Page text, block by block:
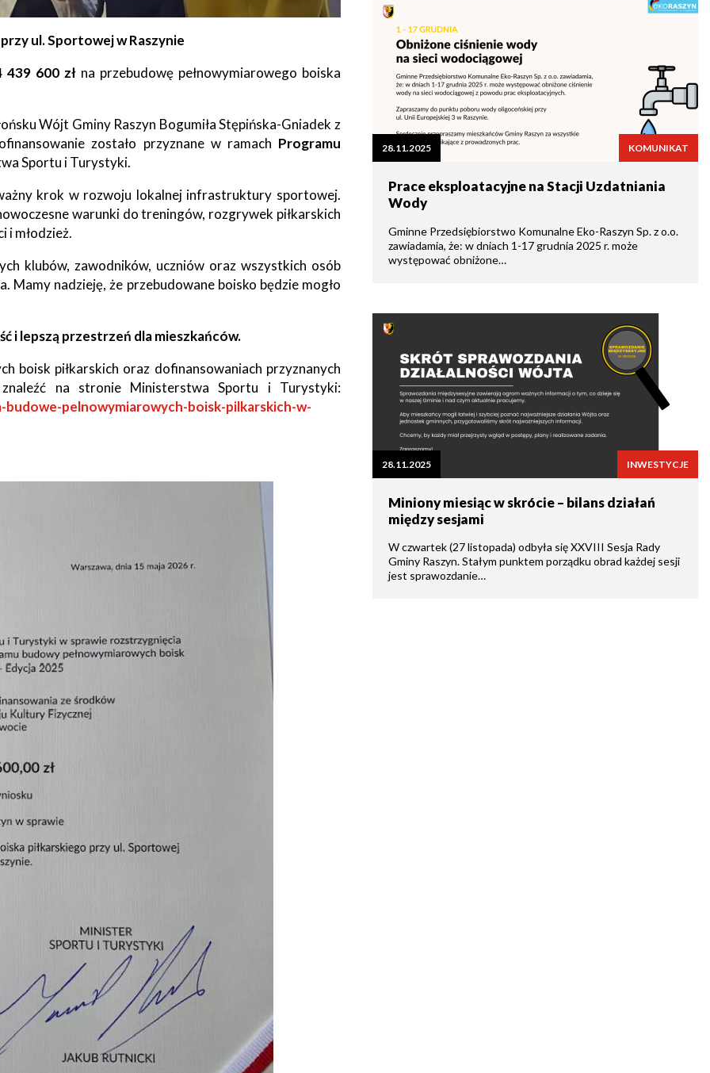
ul. Sportowej w Raszynie
439 600 zł na przebudowę pełnowymiarowego boiska
Wójt Gminy Raszyn Bogumiła Stępińska-Gniadek z
zostało przyznane w ramach Programu
Sportu i Turystyki.
krok w rozwoju lokalnej infrastruktury sportowej.
warunki do treningów, rozgrywek piłkarskich
i młodzież.
klubów, zawodników, uczniów oraz wszystkich osób
nadzieję, że przebudowane boisko będzie mogło
i lepszą przestrzeń dla mieszkańców.
boisk piłkarskich oraz dofinansowaniach przyznanych
na stronie Ministerstwa Sportu i Turystyki:
pelnowymiarowych-boisk-pilkarskich-w-
28.11.2025 KOMUNIKAT
Prace eksploatacyjne na Stacji Uzdatniania
Wody
Gminne Przedsiębiorstwo Komunalne Eko-Raszyn Sp. z o.o.
zawiadamia, że: w dniach 1-17 grudnia 2025 r. może
występować obniżone…
28.11.2025 INWESTYCJE
Miniony miesiąc w skrócie – bilans działań
między sesjami
W czwartek (27 listopada) odbyła się XXVIII Sesja Rady
Gminy Raszyn. Stałym punktem porządku obrad każdej sesji
jest sprawozdanie…